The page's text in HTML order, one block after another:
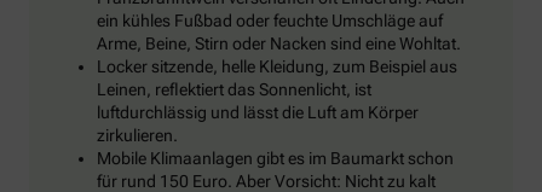
ein kühles Fußbad oder feuchte Umschläge auf
Arme, Beine, Stirn oder Nacken sind eine Wohltat.
Locker sitzende, helle Kleidung, zum Beispiel aus
Leinen, reflektiert das Sonnenlicht, ist
luftdurchlässig und lässt die Luft am Körper
zirkulieren.
Mobile Klimaanlagen gibt es im Baumarkt schon
für rund 150 Euro. Aber Vorsicht: Nicht zu kalt